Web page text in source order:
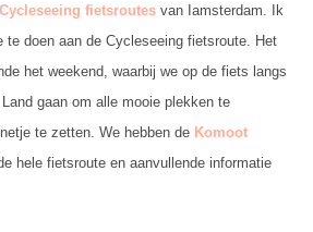
Cycleseeing fietsroutesvan Iamsterdam. Ik
te doen aan de Cycleseeing fietsroute. Het
het weekend, waarbij we op de fiets langs
gaan om alle mooie plekken te
te zetten. We hebben de Komoot
hele fietsroute en aanvullende informatie